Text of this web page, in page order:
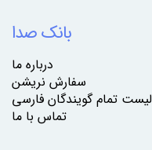
بانک صدا
درباره ما
سفارش نریشن
لیست تمام گویندگان فارسی
تماس با ما